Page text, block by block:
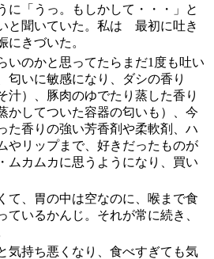
に「うっ。もしかして・・・」と
と聞いていた。私は 最初に吐き
にきづいた。
いのかと思ってたらまだ1度も吐い
匂いに敏感になり、ダシの香り
汁）、豚肉のゆでたり蒸した香り
かしてついた容器の匂いも）、今
た香りの強い芳香剤や柔軟剤、ハ
やリップまで、好きだったものが
ムカムカに思うようになり、買い
て、胃の中は空なのに、喉まで食
ているかんじ。それが常に続き、
気持ち悪くなり、食べすぎても気